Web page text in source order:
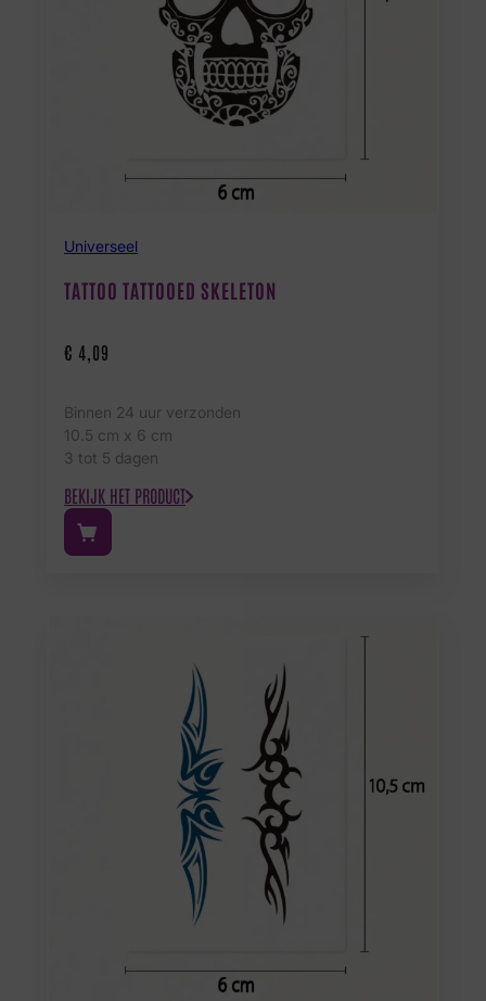
Universeel
TATTOO TATTOOED SKELETON
€ 4,09
Binnen 24 uur verzonden
10.5 cm x 6 cm
3 tot 5 dagen
BEKIJK HET PRODUCT